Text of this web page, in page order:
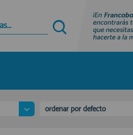
francobordo.com podrás
estado de tus pedidos y
anteriores. ordenar por defecto